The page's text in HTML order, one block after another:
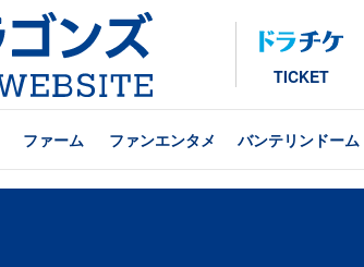
TICKET
ファーム ファンエンタメ バンテリンドーム